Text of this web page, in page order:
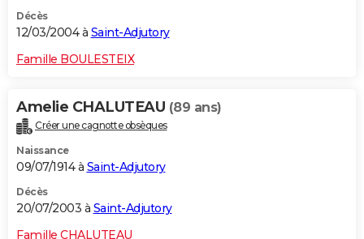
Décès
12/03/2004 à Saint-Adjutory
Famille BOULESTEIX
Amelie CHALUTEAU (89 ans)
Créer une cagnotte obsèques
Naissance
09/07/1914 à Saint-Adjutory
Décès
20/07/2003 à Saint-Adjutory
Famille CHALUTEAU